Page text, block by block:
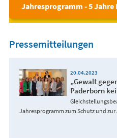
Jahresprogramm - 5
Pressemitteilungen
20.04.2023
„Gewalt
Paderborn
Jahresprogramm zum Schutz und